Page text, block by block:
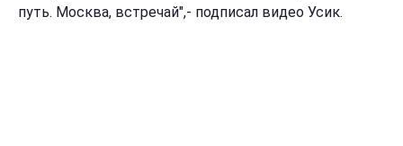
путь. Москва, встречай",- подписал видео Усик.